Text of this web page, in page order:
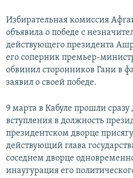
Избирательная комиссия
объявила о победе с
действующего президента
его соперник премьер-
обвинил сторонников Гани в
заявил о своей победе.
9 марта в Кабуле прошли
вступления в должность
президентском дворце
действующий глава
соседнем дворце
инаугурация его